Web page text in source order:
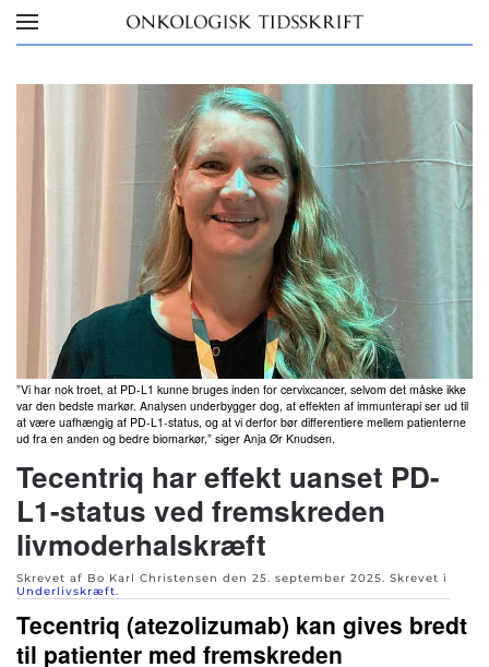
Skip to main content
”Vi har nok troet, at PD-L1 kunne bruges inden for cervixcancer, selvom det måske ikke
var den bedste markør. Analysen underbygger dog, at effekten af immunterapi ser ud til
at være uafhængig af PD-L1-status, og at vi derfor bør differentiere mellem patienterne
ud fra en anden og bedre biomarkør,” siger Anja Ør Knudsen.
Tecentriq har effekt uanset PD-
L1-status ved fremskreden
livmoderhalskræft
Skrevet af Bo Karl Christensen den 25. september 2025. Skrevet i
Underlivskræft.
Tecentriq (atezolizumab) kan gives bredt
til patienter med fremskreden